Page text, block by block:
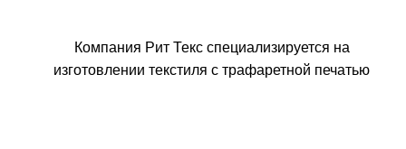
Компания Рит Текс специализируется на
изготовлении текстиля с трафаретной печатью